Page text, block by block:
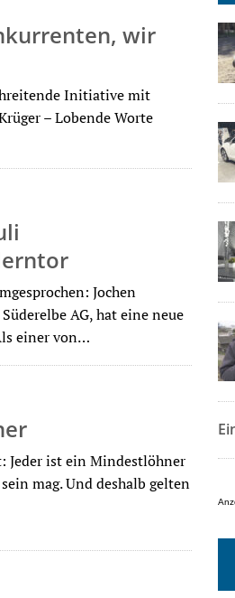
wir
Initiative mit
– Lobende Worte
Jochen
AG, hat eine neue
einer von…
Jeder ist ein Mindestlöhner
mag. Und deshalb gelten